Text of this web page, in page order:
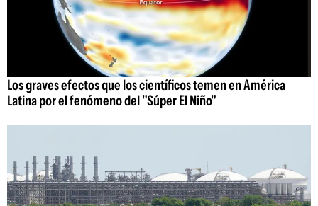
Los graves efectos que los científicos temen en América
Latina por el fenómeno del "Súper El Niño"